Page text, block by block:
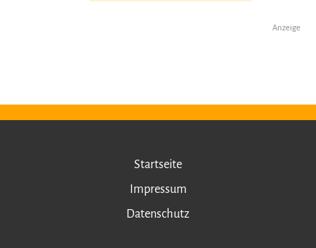
Anzeige
Startseite
Impressum
Datenschutz